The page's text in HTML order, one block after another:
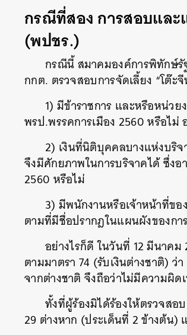
กรณีที่สอง การสอบและ
(พปชร.)
กรณีนี้ สมาคมองค์การพิทักษ์รั
กกต. ตรวจสอบการจัดเลี้ยง “โต๊ะ
1) มีข้าราชการ และหรือหน่ว
พรป.พรรคการเมือง 2560 หรือไม่
2) เงินที่นิติบุคคลบางแห่งบริ
จึงมีศักยภาพในการบริจาคได้ ซึ่งอ
2560 หรือไม่
3) มีพนักงานหรือเจ้าหน้าที่ข
ตามที่มีชื่อปรากฎในแผนผังของกา
อย่างไรก็ดี ในวันที่ 12 มีนาค
ตามมาตรา 74 (รับเงินต่างชาติ)
จากต่างชาติ จึงถือว่าไม่มีความผิด
ทั้งที่ผู้ร้องมิได้ร้องให้ตรวจสอ
29 ต่างหาก (ประเด็นที่ 2 ข้างต้น